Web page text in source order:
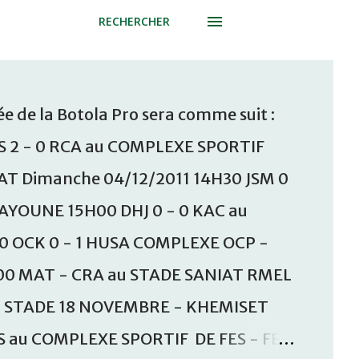
RECHERCHER
de la Botola Pro sera comme suit :
- 0 RCA au COMPLEXE SPORTIF
Dimanche 04/12/2011 14H30 JSM 0
15H00 DHJ 0 - 0 KAC au
OCK 0 - 1 HUSA COMPLEXE OCP -
MAT - CRA au STADE SANIAT RMEL
18 NOVEMBRE - KHEMISET
COMPLEXE SPORTIF DE FES - FES